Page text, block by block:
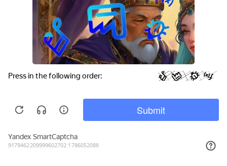
Email: site_v8@1c.ru
Отдел продаж:г. Москва,улица Селезнёвская, дом 21
защищены
Исключительное право на технологическую платформу
«1С:Предприятие 8» и типовые конфигурации программных
этом сайте, принадлежит ООО «1С-Софт» - 100% дочерней
компании АО «Группа 1С»
Privacy notice